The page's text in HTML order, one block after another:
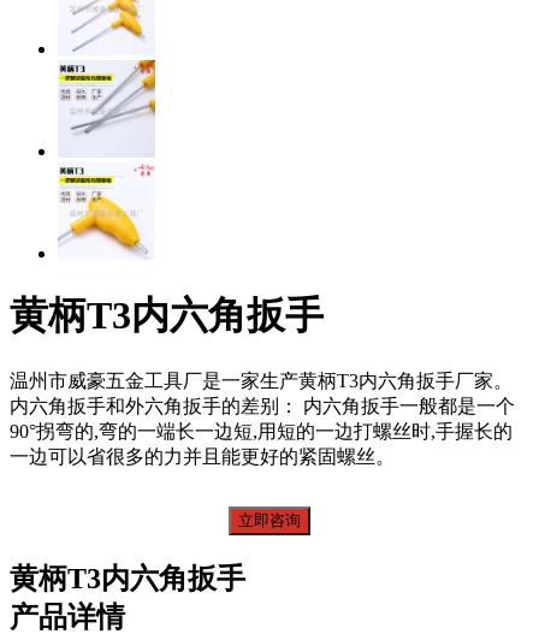
黄柄T3内六角扳手
温州市威豪五金工具厂是一家生产黄柄T3内六角扳手厂家。
内六角扳手和外六角扳手的差别： 内六角扳手一般都是一个
90°拐弯的,弯的一端长一边短,用短的一边打螺丝时,手握长的
一边可以省很多的力并且能更好的紧固螺丝。
立即咨询
黄柄T3内六角扳手
产品详情